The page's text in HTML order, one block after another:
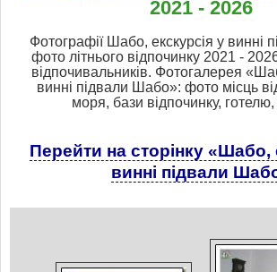
2021 - 2026
Фотографії Шабо, екскурсія у винні
фото літнього відпочинку 2021 -
відпочивальників. Фотогалерея
винні підвали Шабо»: фото місць
моря, бази відпочинку, готелю,
Перейти на сторінку «Шабо,
винні підвали